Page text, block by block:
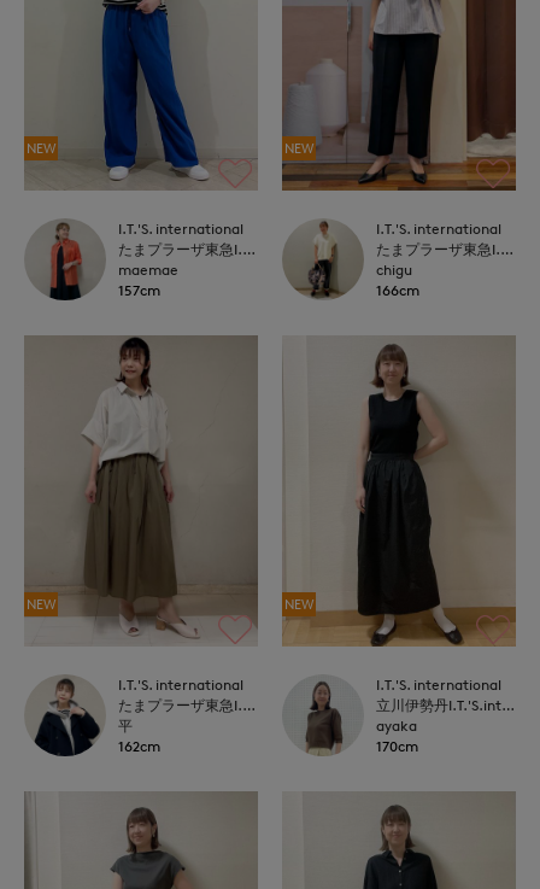
NEW
I.T.'S. international
たまプラーザ東急I.T.'S.international
maemae
157cm
NEW
I.T.'S. international
たまプラーザ東急I.T.'S.international
chigu
166cm
NEW
I.T.'S. international
たまプラーザ東急I.T.'S.international
平
162cm
NEW
I.T.'S. international
立川伊勢丹I.T.'S.international
ayaka
170cm